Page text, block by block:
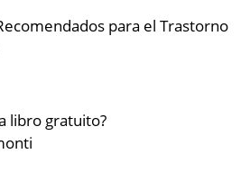
para el Trastorno
libro gratuito?